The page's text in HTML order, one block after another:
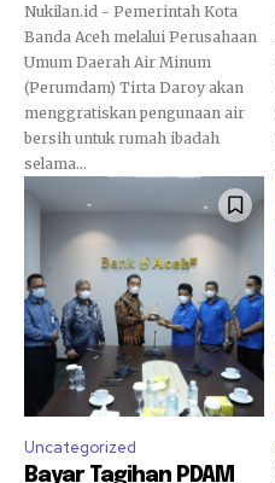
Nukilan.id - Pemerintah Kota
Banda Aceh melalui Perusahaan
Umum Daerah Air Minum
(Perumdam) Tirta Daroy akan
menggratiskan pengunaan air
bersih untuk rumah ibadah
selama...
Uncategorized
Bayar Tagihan PDAM